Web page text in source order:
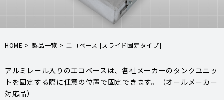
HOME > 製品一覧 > エコベース [スライド固定タイプ]
アルミレール入りのエコベースは、各社メーカーのタンクユニッ
トを固定する際に任意の位置で固定できます。（オールメーカー
対応品）